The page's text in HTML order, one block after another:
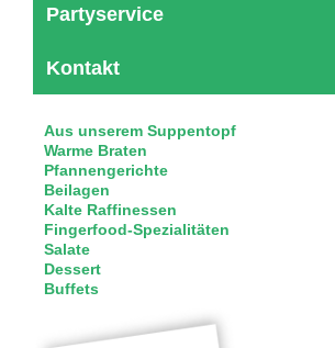
Partyservice
Kontakt
Aus unserem Suppentopf
Warme Braten
Pfannengerichte
Beilagen
Kalte Raffinessen
Fingerfood-Spezialitäten
Salate
Dessert
Buffets